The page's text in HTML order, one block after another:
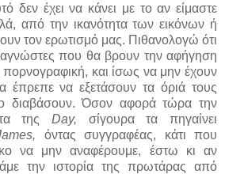
δεν έχει να κάνει με το αν είμαστε
από την ικανότητα των εικόνων ή
τον ερωτισμό μας. Πιθανολογώ ότι
που θα βρουν την αφήγηση
και ίσως να μην έχουν
έπρεπε να εξετάσουν τα όριά τους
διαβάσουν. Όσον αφορά τώρα την
της Day, σίγουρα τα πηγαίνει
όντας συγγραφέας, κάτι που
να μην αναφέρουμε, έστω κι αν
την ιστορία της πρωτάρας από